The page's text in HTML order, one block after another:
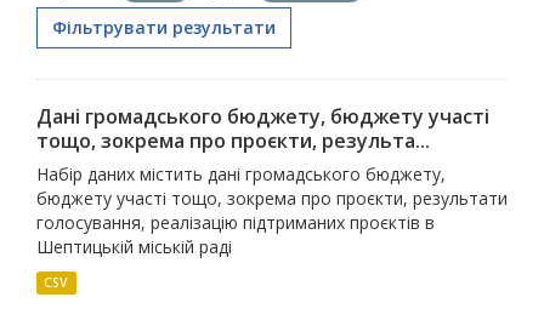
Фільтрувати результати
Дані громадського бюджету, бюджету участі
тощо, зокрема про проєкти, результа...
Набір даних містить дані громадського бюджету,
бюджету участі тощо, зокрема про проєкти, результати
голосування, реалізацію підтриманих проєктів в
Шептицькій міській раді
CSV